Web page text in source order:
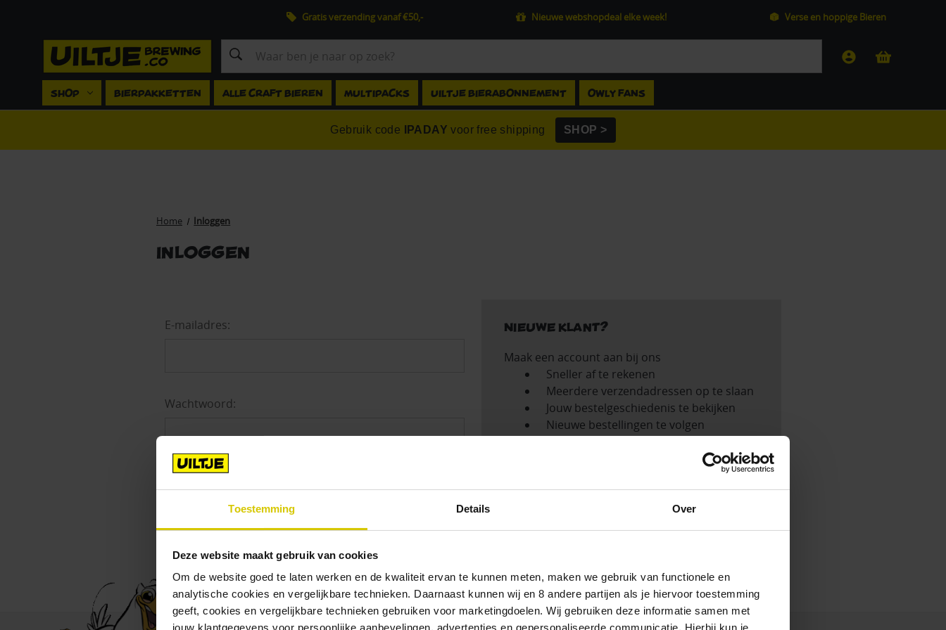
Toestemming Details Over
Deze website maakt gebruik van cookies
Om de website goed te laten werken en de kwaliteit ervan te kunnen meten, maken we gebruik van functionele en
analytische cookies en vergelijkbare technieken. Daarnaast kunnen wij en 8 andere partijen als je hiervoor toestemming
geeft, cookies en vergelijkbare technieken gebruiken voor marketingdoelen. Wij gebruiken deze informatie samen met
Gratis verzending vanaf €50,- Nieuwe webshopdeal elke week! Verse en hoppige Bieren
Zoeken
SHOP BIERPAKKETTEN ALLE CRAFT BIEREN MULTIPACKS UILTJE BIERABONNEMENT OWLY FANS
Gebruik code IPADAY voor free shipping SHOP >
Home Inloggen
Inloggen
E-mailadres:
Wachtwoord:
Wachtwoord vergeten?
Nieuwe klant?
Maak een account aan bij ons
Sneller af te rekenen
Meerdere verzendadressen op te slaan
Jouw bestelgeschiedenis te bekijken
Nieuwe bestellingen te volgen